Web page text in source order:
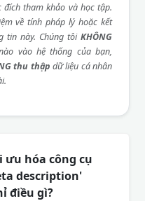
đích tham khảo và học tập.
về tính pháp lý hoặc kết
tin này. Chúng tôi KHÔNG
vào hệ thống của bạn,
thu thập dữ liệu cá nhân
ưu hóa công cụ
description'
điều gì?